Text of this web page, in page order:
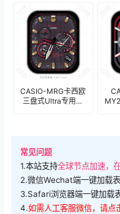
CASIO-MRG卡西欧
三盘式Ultra专用年
常见问题
1.本站支持全球节点加速，
2.微信Wechat端一键加载
3.Safari浏览器端一键加载
4.如需人工客服微信，请点